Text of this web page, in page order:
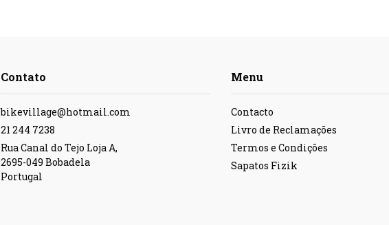
Contato
bikevillage@hotmail.com
21 244 7238
Rua Canal do Tejo Loja A,
2695-049 Bobadela
Portugal
Menu
Contacto
Livro de Reclamações
Termos e Condições
Sapatos Fizik